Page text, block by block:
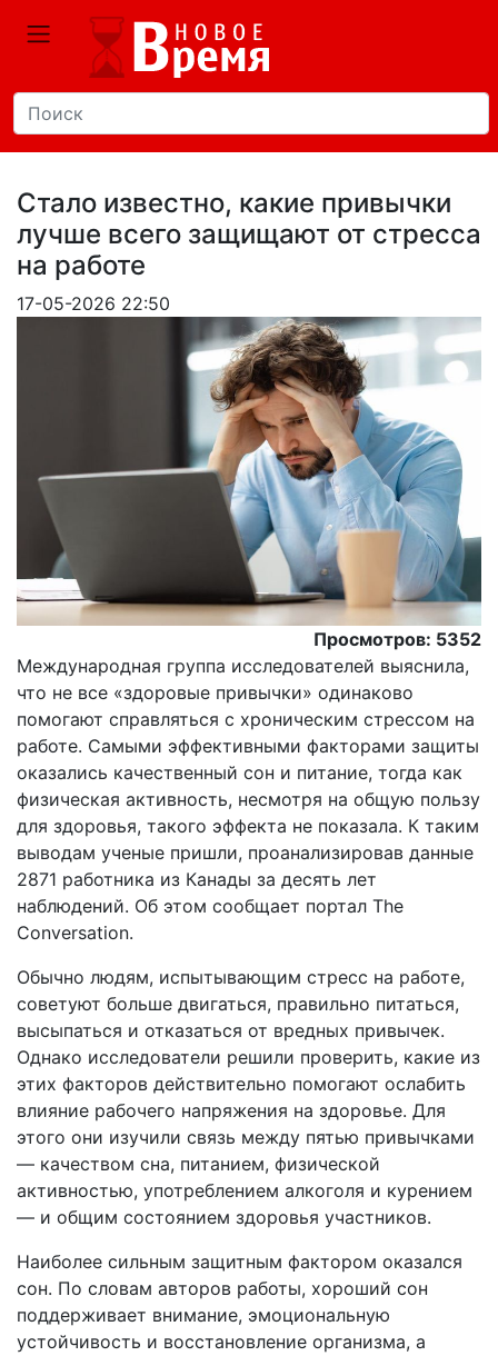
Стало известно, какие привычки
лучше всего защищают от стресса
на работе
17-05-2026 22:50
Просмотров: 5352
Международная группа исследователей выяснила,
что не все «здоровые привычки» одинаково
помогают справляться с хроническим стрессом на
работе. Самыми эффективными факторами защиты
оказались качественный сон и питание, тогда как
физическая активность, несмотря на общую пользу
для здоровья, такого эффекта не показала. К таким
выводам ученые пришли, проанализировав данные
2871 работника из Канады за десять лет
наблюдений. Об этом сообщает портал The
Conversation.
Обычно людям, испытывающим стресс на работе,
советуют больше двигаться, правильно питаться,
высыпаться и отказаться от вредных привычек.
Однако исследователи решили проверить, какие из
этих факторов действительно помогают ослабить
влияние рабочего напряжения на здоровье. Для
этого они изучили связь между пятью привычками
— качеством сна, питанием, физической
активностью, употреблением алкоголя и курением
— и общим состоянием здоровья участников.
Наиболее сильным защитным фактором оказался
сон. По словам авторов работы, хороший сон
поддерживает внимание, эмоциональную
устойчивость и восстановление организма, а